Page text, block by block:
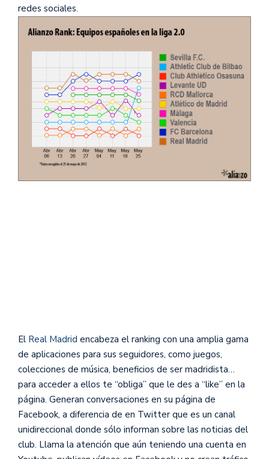
redes sociales.
El Real Madrid encabeza el ranking con una amplia gama
de aplicaciones para sus seguidores, como juegos,
colecciones de música, beneficios de ser madridista…
para acceder a ellos te “obliga” que le des a “like” en la
página. Generan conversaciones en su página de
Facebook, a diferencia de en Twitter que es un canal
unidireccional donde sólo informan sobre las noticias del
club. Llama la atención que aún teniendo una cuenta en